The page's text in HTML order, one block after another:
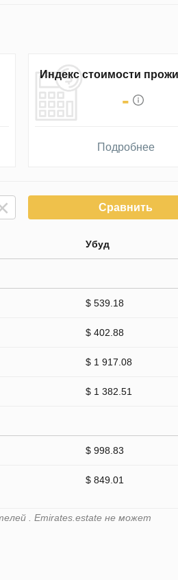
Индекс стоимости
-
Подробнее
Сравнить
Убуд
$ 539.18
$ 402.88
$ 1 917.08
$ 1 382.51
$ 998.83
$ 849.01
. Emirates.estate не может